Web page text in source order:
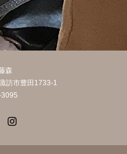
森
訪市豊田1733-1